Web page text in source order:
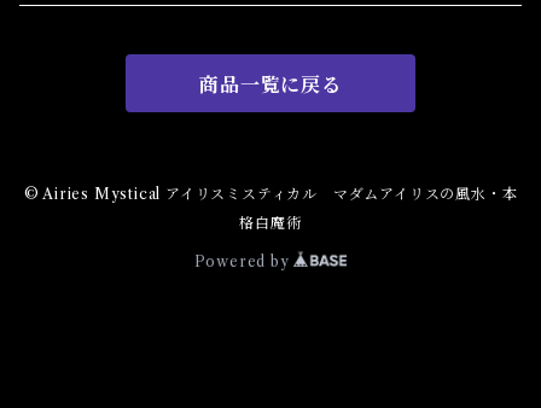
キーチェーン
金運 Money
干支風水置き物
ブレスレット Bracelet
スピリチュアル Spiritual
パウダー Magical Powder
仕事
バス＆フロアウォッシュ Bath&Floor Wash
バスハーブ Bath Herb
商品一覧に戻る
© Airies Mystical アイリスミスティカル マダムアイリスの風水・本
格白魔術
Powered by